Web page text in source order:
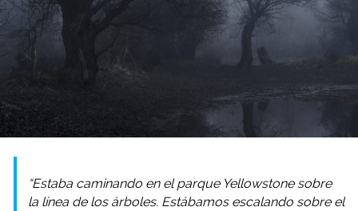
“Estaba caminando en el parque Yellowstone sobre
la línea de los árboles. Estábamos escalando sobre el